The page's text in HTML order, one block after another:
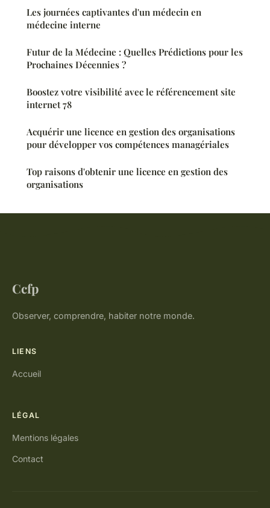
Les journées captivantes d'un médecin en
médecine interne
Futur de la Médecine : Quelles Prédictions pour les
Prochaines Décennies ?
Boostez votre visibilité avec le référencement site
internet 78
Acquérir une licence en gestion des organisations
pour développer vos compétences managériales
Top raisons d'obtenir une licence en gestion des
organisations
Ccfp
Observer, comprendre, habiter notre monde.
LIENS
Accueil
LÉGAL
Mentions légales
Contact